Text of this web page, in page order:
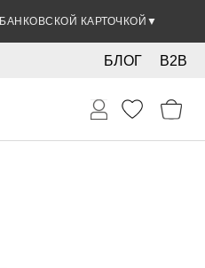
КАРТОЧКОЙ ▼
B2B
БЛОГ